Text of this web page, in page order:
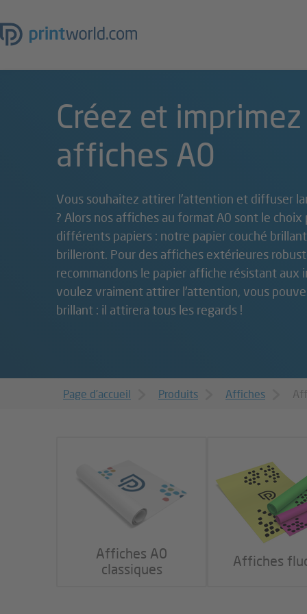
Créez et
affiches A0
Vous souhaitez attirer l'attention et diffuser
? Alors nos affiches au format A0 sont le choix
différents papiers : notre papier couché
brilleront. Pour des affiches extérieures
recommandons le papier affiche résistant aux
voulez vraiment attirer l'attention, vous
brillant : il attirera tous les regards !
Page d’accueil Produits Affiches
Affiches A0
classiques
Affiches